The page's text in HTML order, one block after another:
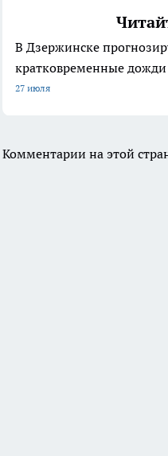
В Дзержинске
кратковременные дожди
27 июля
Комментарии на этой